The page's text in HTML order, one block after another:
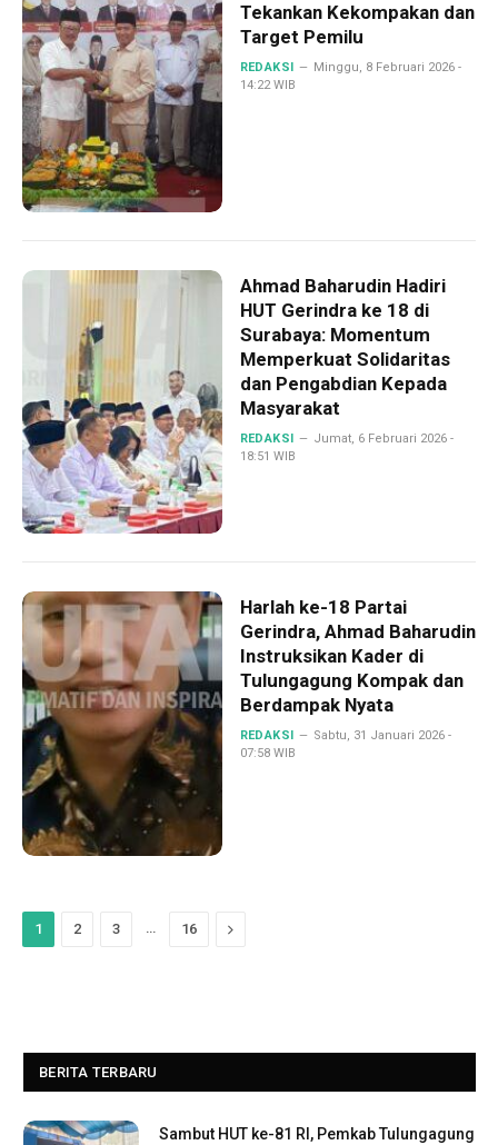
Tekankan Kekompakan dan
Target Pemilu
REDAKSI
Minggu, 8 Februari 2026 -
14:22 WIB
Ahmad Baharudin Hadiri
HUT Gerindra ke 18 di
Surabaya: Momentum
Memperkuat Solidaritas
dan Pengabdian Kepada
Masyarakat
REDAKSI
Jumat, 6 Februari 2026 -
18:51 WIB
Harlah ke-18 Partai
Gerindra, Ahmad Baharudin
Instruksikan Kader di
Tulungagung Kompak dan
Berdampak Nyata
REDAKSI
Sabtu, 31 Januari 2026 -
07:58 WIB
1 2 3 … 16 Next
BERITA TERBARU
Sambut HUT ke-81 RI, Pemkab Tulungagung